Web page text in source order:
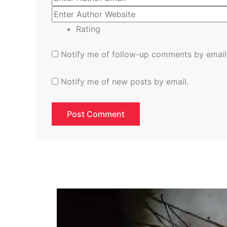
Rating
Notify me of follow-up comments by
Notify me of new posts by email.